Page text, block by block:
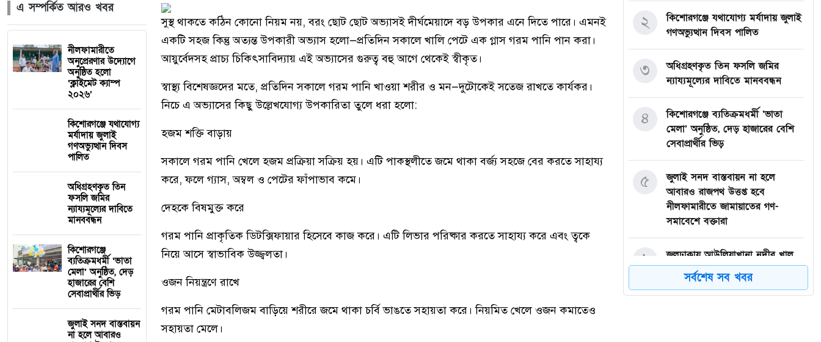
এ সম্পর্কিত আরও খবর
নীলফামারীতে
অনুপ্রেরণার উদ্যোগে
অনুষ্ঠিত হলো
‘ক্লাইমেট ক্যাম্প
২০২৬’
কিশোরগঞ্জে যথাযোগ্য
মর্যাদায় জুলাই
গণঅভ্যুত্থান দিবস
পালিত
অধিগ্রহণকৃত তিন
ফসলি জমির
ন্যায্যমূল্যের দাবিতে
মানববন্ধন
কিশোরগঞ্জে
ব্যতিক্রমধর্মী ‘ভাতা
মেলা’ অনুষ্ঠিত, দেড়
হাজারের বেশি
সেবাপ্রার্থীর ভিড়
জুলাই সনদ বাস্তবায়ন
না হলে আবারও
সুস্থ থাকতে কঠিন কোনো নিয়ম নয়, বরং ছোট ছোট অভ্যাসই দীর্ঘমেয়াদে বড় উপকার এনে দিতে পারে। এমনই
একটি সহজ কিন্তু অত্যন্ত উপকারী অভ্যাস হলো—প্রতিদিন সকালে খালি পেটে এক গ্লাস গরম পানি পান করা।
আয়ুর্বেদসহ প্রাচ্য চিকিৎসাবিদ্যায় এই অভ্যাসের গুরুত্ব বহু আগে থেকেই স্বীকৃত।
স্বাস্থ্য বিশেষজ্ঞদের মতে, প্রতিদিন সকালে গরম পানি খাওয়া শরীর ও মন—দুটোকেই সতেজ রাখতে কার্যকর।
নিচে এ অভ্যাসের কিছু উল্লেখযোগ্য উপকারিতা তুলে ধরা হলো:
হজম শক্তি বাড়ায়
সকালে গরম পানি খেলে হজম প্রক্রিয়া সক্রিয় হয়। এটি পাকস্থলীতে জমে থাকা বর্জ্য সহজে বের করতে সাহায্য
করে, ফলে গ্যাস, অম্বল ও পেটের ফাঁপাভাব কমে।
দেহকে বিষমুক্ত করে
গরম পানি প্রাকৃতিক ডিটক্সিফায়ার হিসেবে কাজ করে। এটি লিভার পরিষ্কার করতে সাহায্য করে এবং ত্বকে
নিয়ে আসে স্বাভাবিক উজ্জ্বলতা।
ওজন নিয়ন্ত্রণে রাখে
গরম পানি মেটাবলিজম বাড়িয়ে শরীরে জমে থাকা চর্বি ভাঙতে সহায়তা করে। নিয়মিত খেলে ওজন কমাতেও
সহায়তা মেলে।
কিশোরগঞ্জে যথাযোগ্য মর্যাদায় জুলাই
গণঅভ্যুত্থান দিবস পালিত
২
অধিগ্রহণকৃত তিন ফসলি জমির
ন্যায্যমূল্যের দাবিতে মানববন্ধন
৩
কিশোরগঞ্জে ব্যতিক্রমধর্মী ‘ভাতা
মেলা’ অনুষ্ঠিত, দেড় হাজারের বেশি
সেবাপ্রার্থীর ভিড়
৪
জুলাই সনদ বাস্তবায়ন না হলে
আবারও রাজপথ উত্তপ্ত হবে
নীলফামারীতে জামায়াতের গণ-
সমাবেশে বক্তারা
৫
জলঢাকায় আউলিয়াখানা নদীর খাল
খননের দাবিতে মানববন্ধন
৬
সর্বশেষ সব খবর